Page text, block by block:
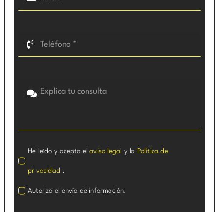
He leído y acepto elaviso legal y la Política de
privacidad .
Autorizo el envío de información.